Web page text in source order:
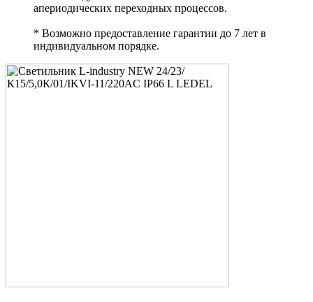
апериодических переходных процессов.
* Возможно предоставление гарантии до 7 лет в
индивидуальном порядке.